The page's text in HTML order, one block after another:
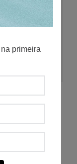
Xadrez
R$ 33,25
primeira